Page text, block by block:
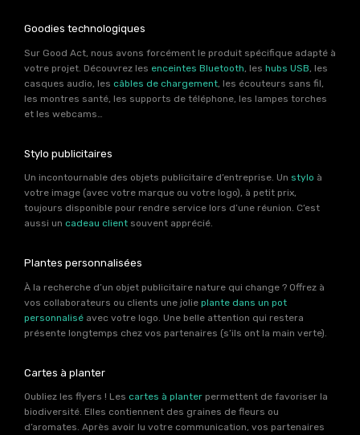
Goodies technologiques
Sur Good Act, nous avons forcément le produit spécifique adapté à
votre projet. Découvrez les enceintes Bluetooth, les hubs USB, les
casques audio, les câbles de chargement, les écouteurs sans fil,
les montres santé, les supports de téléphone, les lampes torches
et les webcams…
Stylo publicitaires
Un incontournable des objets publicitaire d’entreprise. Un stylo à
votre image (avec votre marque ou votre logo), à petit prix,
toujours disponible pour rendre service lors d’une réunion. C’est
aussi un cadeau client souvent apprécié.
Plantes personnalisées
À la recherche d’un objet publicitaire nature qui change ? Offrez à
vos collaborateurs ou clients une jolie plante dans un pot
personnalisé avec votre logo. Une belle attention qui restera
présente longtemps chez vos partenaires (s’ils ont la main verte).
Cartes à planter
Oubliez les flyers ! Les cartes à planter permettent de favoriser la
biodiversité. Elles contiennent des graines de fleurs ou
d’aromates. Après avoir lu votre communication, vos partenaires